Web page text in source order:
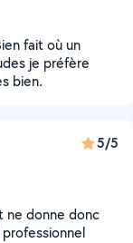
fait où un
je préfère
bien.
5/5
ne donne donc